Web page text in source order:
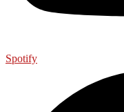
Spotify